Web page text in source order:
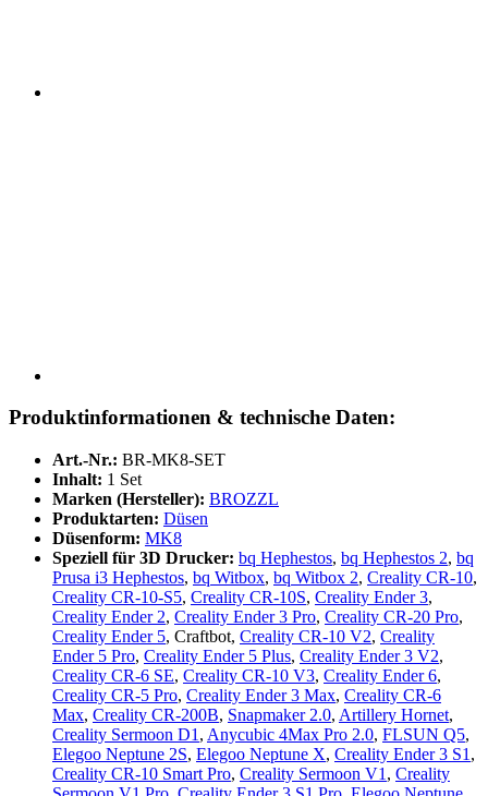
Produktinformationen & technische Daten:
Art.-Nr.: BR-MK8-SET
Inhalt: 1 Set
Marken (Hersteller): BROZZL
Produktarten: Düsen
Düsenform: MK8
Speziell für 3D Drucker: bq Hephestos, bq Hephestos 2, bq
Prusa i3 Hephestos, bq Witbox, bq Witbox 2, Creality CR-10,
Creality CR-10-S5, Creality CR-10S, Creality Ender 3,
Creality Ender 2, Creality Ender 3 Pro, Creality CR-20 Pro,
Creality Ender 5, Craftbot, Creality CR-10 V2, Creality
Ender 5 Pro, Creality Ender 5 Plus, Creality Ender 3 V2,
Creality CR-6 SE, Creality CR-10 V3, Creality Ender 6,
Creality CR-5 Pro, Creality Ender 3 Max, Creality CR-6
Max, Creality CR-200B, Snapmaker 2.0, Artillery Hornet,
Creality Sermoon D1 , Anycubic 4Max Pro 2.0, FLSUN Q5,
Elegoo Neptune 2S, Elegoo Neptune X, Creality Ender 3 S1 ,
Creality CR-10 Smart Pro, Creality Sermoon V1 , Creality